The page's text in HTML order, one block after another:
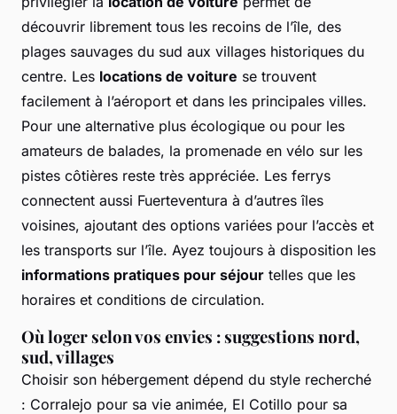
découvrir librement tous les recoins de l’île, des
plages sauvages du sud aux villages historiques du
centre. Les locations de voiture se trouvent
facilement à l’aéroport et dans les principales villes.
Pour une alternative plus écologique ou pour les
amateurs de balades, la promenade en vélo sur les
pistes côtières reste très appréciée. Les ferrys
connectent aussi Fuerteventura à d’autres îles
voisines, ajoutant des options variées pour l’accès et
les transports sur l’île. Ayez toujours à disposition les
informations pratiques pour séjour telles que les
horaires et conditions de circulation.
Où loger selon vos envies : suggestions nord,
sud, villages
Choisir son hébergement dépend du style recherché
: Corralejo pour sa vie animée, El Cotillo pour sa